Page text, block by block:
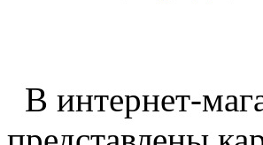
В интернет-